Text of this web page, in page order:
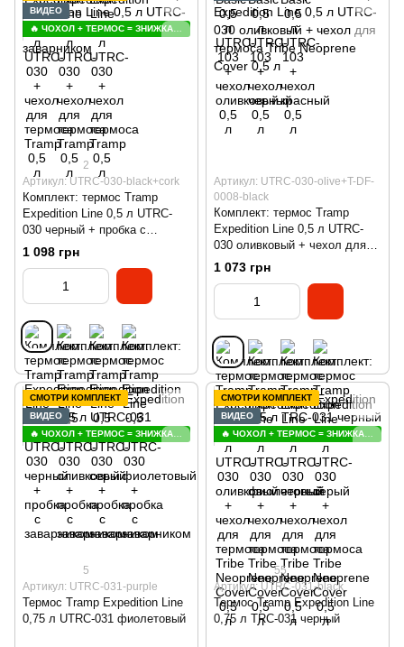
ВИДЕО
2
Артикул: UTRC-030-black+cork
Комплект: термос Tramp
Expedition Line 0,5 л UTRC-
030 черный + пробка с
заварником
1 098 грн
Артикул: UTRC-030-olive+T-DF-
0008-black
Комплект: термос Tramp
Expedition Line 0,5 л UTRC-
030 оливковый + чехол для
термоса Tribe Neoprene Cover
1 073 грн
СМОТРИ КОМПЛЕКТ
ВИДЕО
🔥 ЧОХОЛ + ТЕРМОС = ЗНИЖКА 😍
5
Артикул: UTRC-031-purple
Термос Tramp Expedition Line
0,75 л UTRC-031 фиолетовый
СМОТРИ КОМПЛЕКТ
ВИДЕО
🔥 ЧОХОЛ + ТЕРМОС = ЗНИЖКА 😍
55
Артикул: UTRC-031-black
Термос Tramp Expedition Line
0,75 л TRC-031 черный